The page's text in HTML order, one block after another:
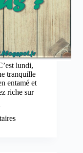
lundi,
tranquille
entamé et
riche sur